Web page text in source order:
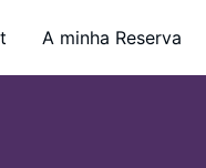
A minha Reserva